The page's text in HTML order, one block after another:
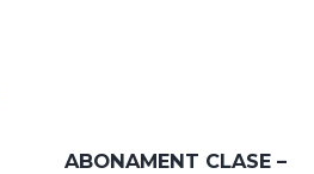
ABONAMENT CLASE –